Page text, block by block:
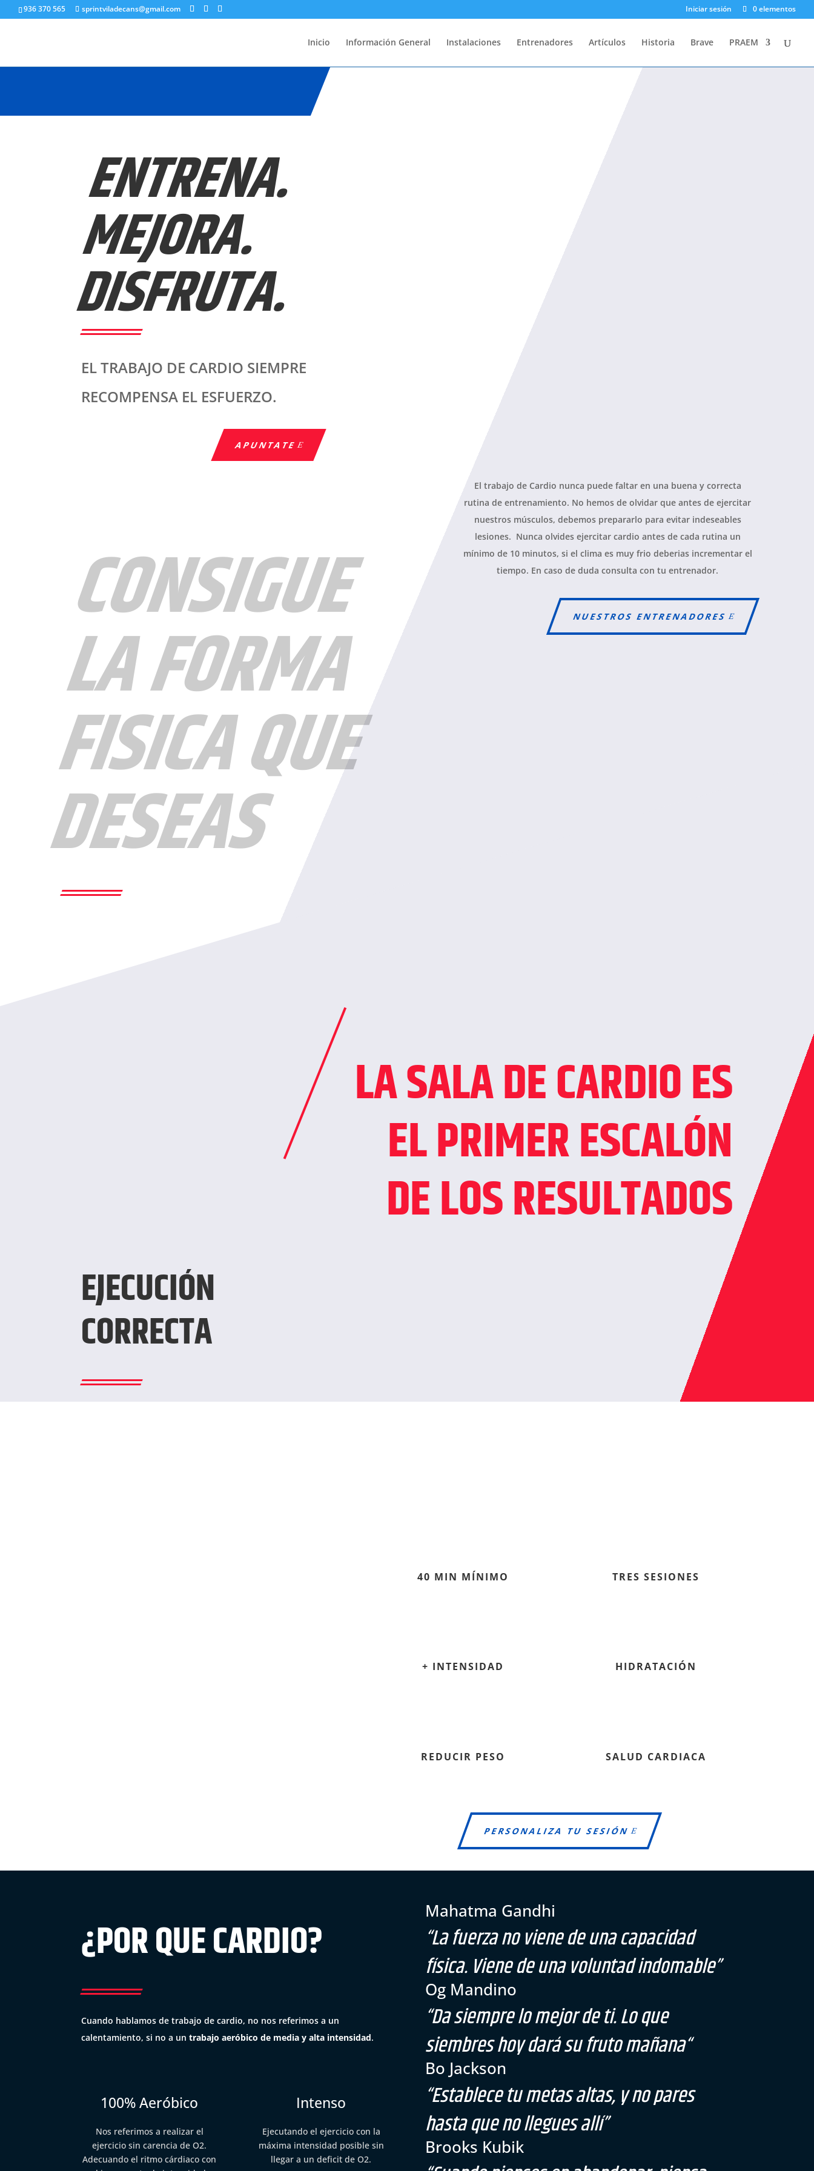
936 370 565 sprintviladecans@gmail.com Iniciar sesión 0 elementos
Inicio Información General Instalaciones Entrenadores Artículos Historia Brave PRAEM
ENTRENA.
MEJORA.
DISFRUTA.
EL TRABAJO DE CARDIO SIEMPRE
RECOMPENSA EL ESFUERZO.
APUNTATE
CONSIGUE
LA FORMA
FISICA QUE
DESEAS
El trabajo de Cardio nunca puede faltar en una buena y correcta
rutina de entrenamiento. No hemos de olvidar que antes de ejercitar
nuestros músculos, debemos prepararlo para evitar indeseables
lesiones. Nunca olvides ejercitar cardio antes de cada rutina un
mínimo de 10 minutos, si el clima es muy frio deberias incrementar el
tiempo. En caso de duda consulta con tu entrenador.
NUESTROS ENTRENADORES
LA SALA DE CARDIO ES
EL PRIMER ESCALÓN
DE LOS RESULTADOS
EJECUCIÓN
CORRECTA
40 MIN MÍNIMO TRES SESIONES
+ INTENSIDAD HIDRATACIÓN
REDUCIR PESO SALUD CARDIACA
PERSONALIZA TU SESIÓN
¿POR QUE CARDIO?
Cuando hablamos de trabajo de cardio, no nos referimos a un
calentamiento, si no a untrabajo aeróbico de media y alta intensidad.
100% Aeróbico
Nos referimos a realizar el
ejercicio sin carencia de O2.
Adecuando el ritmo cárdiaco con
Intenso
Ejecutando el ejercicio con la
máxima intensidad posible sin
llegar a un deficit de O2.
Mahatma Gandhi
“La fuerza no viene de una capacidad
física. Viene de una voluntad indomable”
Og Mandino
“Da siempre lo mejor de ti. Lo que
siembres hoy dará su fruto mañana“
Bo Jackson
“Establece tu metas altas, y no pares
hasta que no llegues allí”
Brooks Kubik